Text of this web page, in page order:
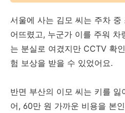
서울에 사는 김모 씨는 주차 중
어뜨렸고, 누군가 이를 주워 차
는 분실로 여겼지만 CCTV 확
험 보상을 받을 수 있었어요.
반면 부산의 이모 씨는 키를 잃
어, 60만 원 가까운 비용을 본